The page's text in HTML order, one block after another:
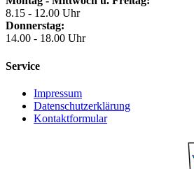
8.15 - 12.00 Uhr
Donnerstag:
14.00 - 18.00 Uhr
Service
Impressum
Datenschutzerklärung
Kontaktformular